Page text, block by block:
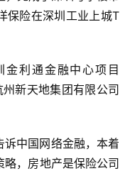
保险在深圳工业上城T
利通金融中心项目
新天地集团有限公司
中国网络金融，本着
，房地产是保险公司